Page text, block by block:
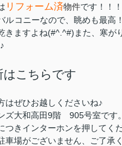
リフォーム済物件です！！！
ルコニーなので、眺めも最高
きますよね(#^.^#) また、寒が
はこちらです
はぜひお越しくださいね♪
ズ大和高田9階 905号室です。
つきインターホンを押してく
車場がございません、ご了承